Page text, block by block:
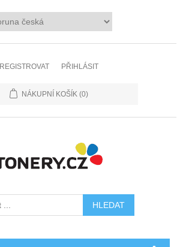
REGISTROVAT PŘIHLÁSIT
NÁKUPNÍ KOŠÍK (0)